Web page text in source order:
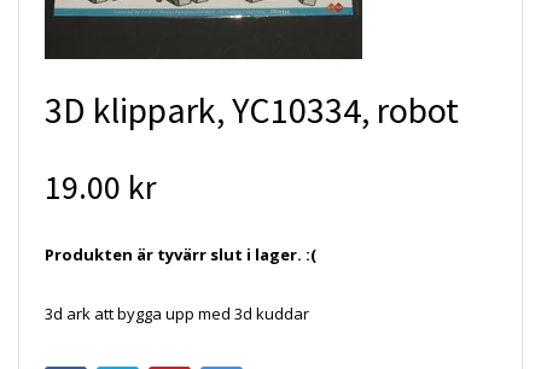
3D klippark, YC10334, robot
19.00 kr
Produkten är tyvärr slut i lager. :(
3d ark att bygga upp med 3d kuddar